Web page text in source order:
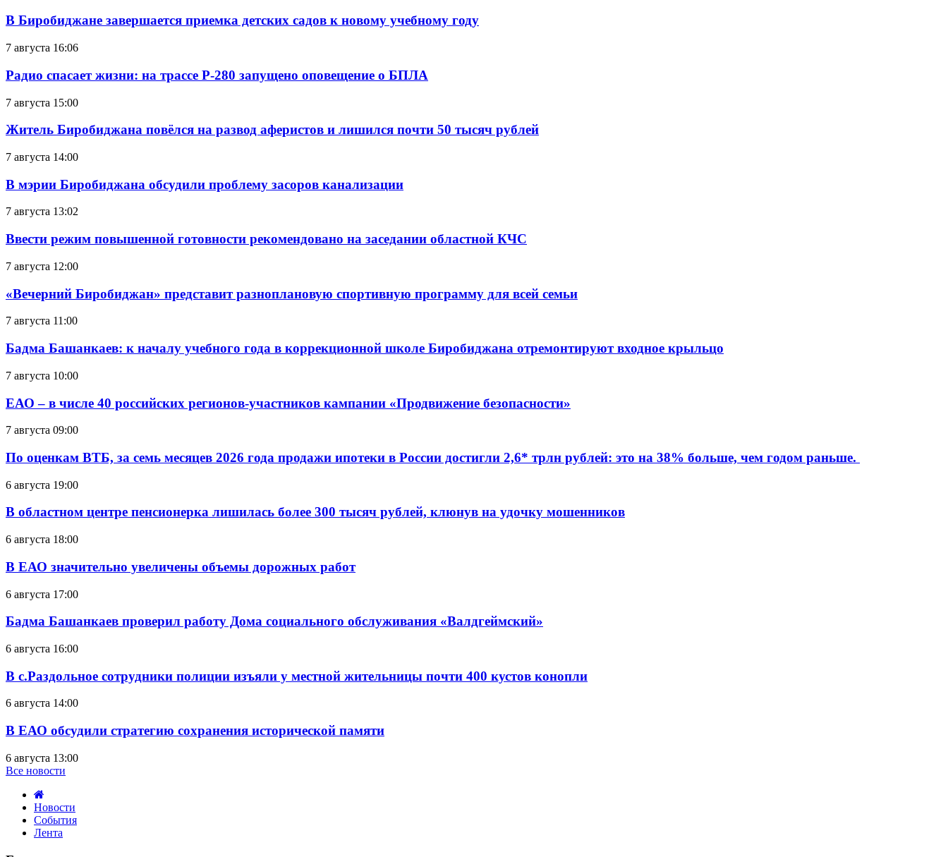
В Биробиджане завершается приемка детских садов к новому учебному году
7 августа 16:06
Радио спасает жизни: на трассе Р-280 запущено оповещение о БПЛА
7 августа 15:00
Житель Биробиджана повёлся на развод аферистов и лишился почти 50 тысяч рублей
7 августа 14:00
В мэрии Биробиджана обсудили проблему засоров канализации
7 августа 13:02
Ввести режим повышенной готовности рекомендовано на заседании областной КЧС
7 августа 12:00
«Вечерний Биробиджан» представит разноплановую спортивную программу для всей семьи
7 августа 11:00
Бадма Башанкаев: к началу учебного года в коррекционной школе Биробиджана отремонтируют входное крыльцо
7 августа 10:00
ЕАО – в числе 40 российских регионов-участников кампании «Продвижение безопасности»
7 августа 09:00
По оценкам ВТБ, за семь месяцев 2026 года продажи ипотеки в России достигли 2,6* трлн рублей: это на 38% больше, чем годом раньше.
6 августа 19:00
В областном центре пенсионерка лишилась более 300 тысяч рублей, клюнув на удочку мошенников
6 августа 18:00
В ЕАО значительно увеличены объемы дорожных работ
6 августа 17:00
Бадма Башанкаев проверил работу Дома социального обслуживания «Валдгеймский»
6 августа 16:00
В с.Раздольное сотрудники полиции изъяли у местной жительницы почти 400 кустов конопли
6 августа 14:00
В ЕАО обсудили стратегию сохранения исторической памяти
6 августа 13:00
Все новости
Новости
События
Лента